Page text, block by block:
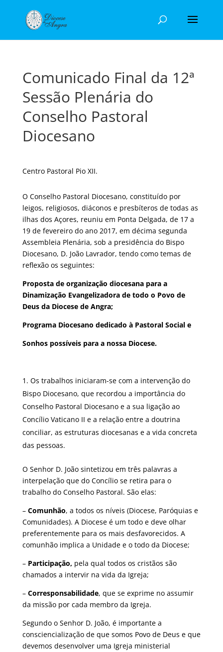
Comunicado Final da 12ª
Sessão Plenária do
Conselho Pastoral
Diocesano
Centro Pastoral Pio XII.
O Conselho Pastoral Diocesano, constituído por
leigos, religiosos, diáconos e presbíteros de todas as
ilhas dos Açores, reuniu em Ponta Delgada, de 17 a
19 de fevereiro do ano 2017, em décima segunda
Assembleia Plenária, sob a presidência do Bispo
Diocesano, D. João Lavrador, tendo como temas de
reflexão os seguintes:
Proposta de organização diocesana para a
Dinamização Evangelizadora de todo o Povo de
Deus da Diocese de Angra;
Programa Diocesano dedicado à Pastoral Social e
Sonhos possíveis para a nossa Diocese.
Os trabalhos iniciaram-se com a intervenção do
Bispo Diocesano, que recordou a importância do
Conselho Pastoral Diocesano e a sua ligação ao
Concílio Vaticano II e a relação entre a doutrina
conciliar, as estruturas diocesanas e a vida concreta
das pessoas.
O Senhor D. João sintetizou em três palavras a
interpelação que do Concílio se retira para o
trabalho do Conselho Pastoral. São elas:
– Comunhão, a todos os níveis (Diocese, Paróquias e
Comunidades). A Diocese é um todo e deve olhar
preferentemente para os mais desfavorecidos. A
comunhão implica a Unidade e o todo da Diocese;
– Participação, pela qual todos os cristãos são
chamados a intervir na vida da Igreja;
– Corresponsabilidade, que se exprime no assumir
da missão por cada membro da Igreja.
Segundo o Senhor D. João, é importante a
consciencialização de que somos Povo de Deus e que
devemos desenvolver uma Igreja ministerial